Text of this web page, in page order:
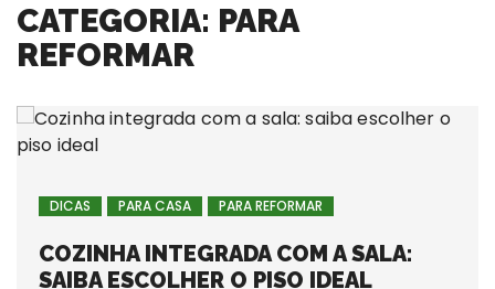
CATEGORIA: PARA
REFORMAR
DICAS PARA CASA PARA REFORMAR
COZINHA INTEGRADA COM A SALA:
SAIBA ESCOLHER O PISO IDEAL